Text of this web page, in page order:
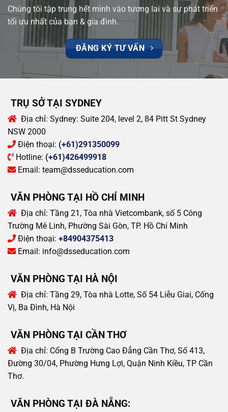
Chúng tôi tập trung hết mình vào tương lai và sự phát triển
tối ưu nhất của bạn & gia đình.
ĐĂNG KÝ TƯ VẤN
TRỤ SỞ TẠI SYDNEY
Địa chỉ: Sydney: Suite 204, level 2, 84 Pitt St Sydney
NSW 2000
Điện thoại: (+61)291350099
Hotline: (+61)426499918
Email: team@dsseducation.com
VĂN PHÒNG TẠI HỒ CHÍ MINH
Địa chỉ: Tầng 21, Tòa nhà Vietcombank, số 5 Công
Trường Mê Linh, Phường Sài Gòn, TP. Hồ Chí Minh
Điện thoại: +84904375413
Email: info@dsseducation.com
VĂN PHÒNG TẠI HÀ NỘI
Địa chỉ: Tầng 29, Tòa nhà Lotte, Số 54 Liễu Giai, Cống
Vị, Ba Đình, Hà Nội
VĂN PHÒNG TẠI CẦN THƠ
Địa chỉ: Cổng B Trường Cao Đẳng Cần Thơ, Số 413,
Đường 30/04, Phường Hưng Lợi, Quận Ninh Kiều, TP Cần
Thơ.
VĂN PHÒNG TẠI ĐÀ NẴNG: